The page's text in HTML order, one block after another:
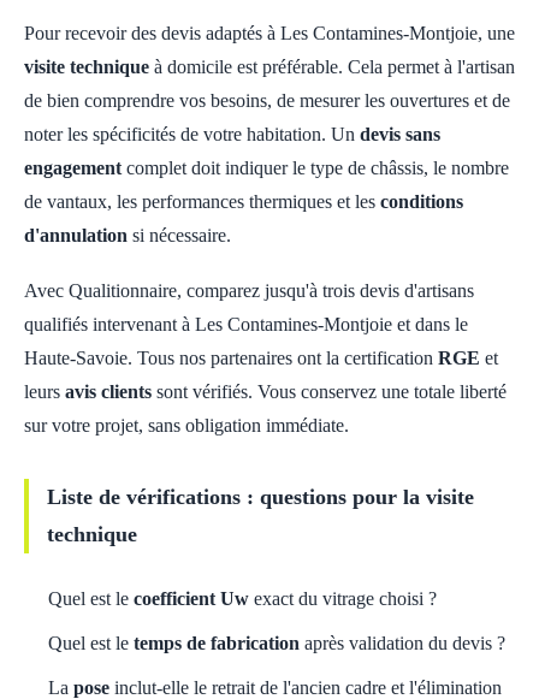
Pour recevoir des devis adaptés à Les Contamines-Montjoie, une
visite technique à domicile est préférable. Cela permet à l'artisan
de bien comprendre vos besoins, de mesurer les ouvertures et de
noter les spécificités de votre habitation. Un devis sans
engagement complet doit indiquer le type de châssis, le nombre
de vantaux, les performances thermiques et les conditions
d'annulation si nécessaire.
Avec Qualitionnaire, comparez jusqu'à trois devis d'artisans
qualifiés intervenant à Les Contamines-Montjoie et dans le
Haute-Savoie. Tous nos partenaires ont la certification RGE et
leurs avis clients sont vérifiés. Vous conservez une totale liberté
sur votre projet, sans obligation immédiate.
Liste de vérifications : questions pour la visite
technique
Quel est le coefficient Uw exact du vitrage choisi ?
Quel est le temps de fabrication après validation du devis ?
La pose inclut-elle le retrait de l'ancien cadre et l'élimination